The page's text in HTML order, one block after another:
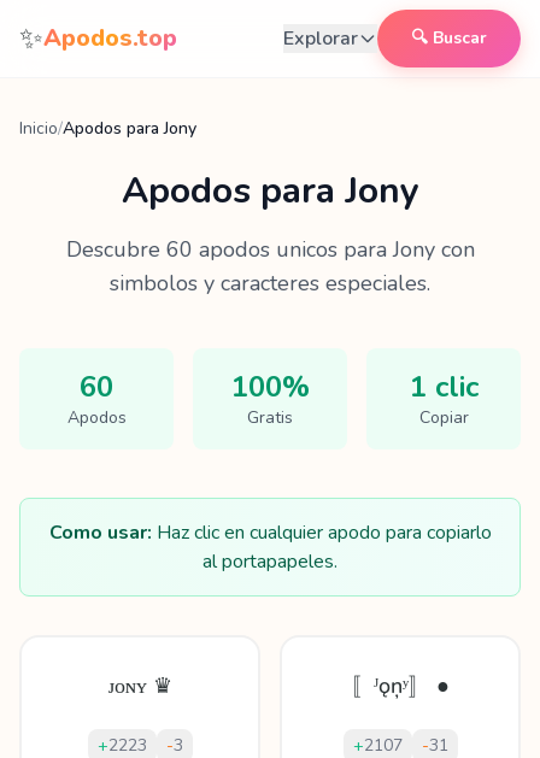
Saltar al contenido
✨Apodos.top Explorar 🔍 Buscar
Inicio/Apodos para Jony
Apodos para Jony
Descubre 60 apodos unicos paraJonycon
simbolos y caracteres especiales.
60
Apodos
100%
Gratis
1 clic
Copiar
Como usar: Haz clic en cualquier apodo para copiarlo
al portapapeles.
ᴊᴏɴʏ ♛
+2223 -3
〚ᴶǫņʸ〛 ●
+2107 -31